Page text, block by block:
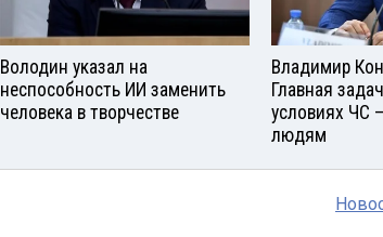
Володин указал на
неспособность ИИ заменить
человека в творчестве
Владимир
Главная
условиях ЧС
людям